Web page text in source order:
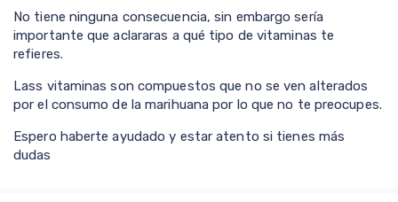
No tiene ninguna consecuencia, sin embargo sería
importante que aclararas a qué tipo de vitaminas te
refieres.
Lass vitaminas son compuestos que no se ven alterados
por el consumo de la marihuana por lo que no te preocupes.
Espero haberte ayudado y estar atento si tienes más
dudas